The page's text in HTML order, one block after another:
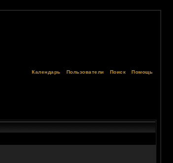
Помощь
Поиск
Пользователи
Календарь